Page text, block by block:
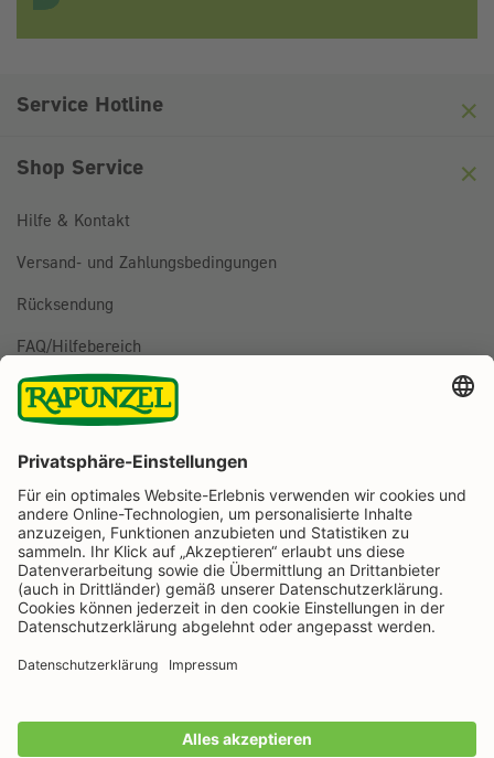
Anti-Roboter-Verifizierung
Service Hotline
Shop Service
Hilfe & Kontakt
Versand- und Zahlungsbedingungen
Rücksendung
FAQ/Hilfebereich
BESTELLUNG WIDERRUFEN
Rapunzel Naturkost auf Facebook
Rapunzel Naturkost auf Instagram
Rapunzel Naturkost auf YouTube
Rapunzel Naturkost auf Pinterest
Rapunzel Naturkost auf LinkedIn
Informationen
Zahlungsarten
Wir machen Bio aus Liebe seit 1974.